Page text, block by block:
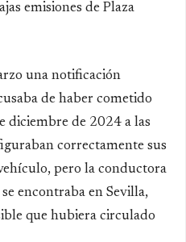
emisiones de Plaza
una notificación
de haber cometido
diciembre de 2024 a las
correctamente sus
pero la conductora
encontraba en Sevilla,
que hubiera circulado